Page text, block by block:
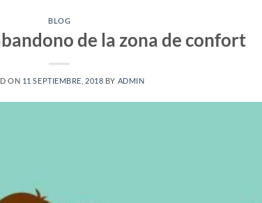
BLOG
de la zona de confort
ON 11 SEPTIEMBRE, 2018 BY ADMIN